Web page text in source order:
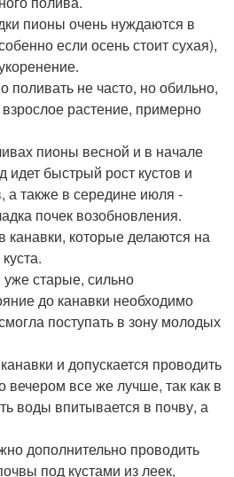
пионы очень нуждаются в
если осень стоит сухая),
не часто, но обильно,
растение, примерно
пионы весной и в начале
идет быстрый рост кустов и
а также в середине июля -
почек возобновления.
канавки, которые делаются на
старые, сильно
до канавки необходимо
поступать в зону молодых
и допускается проводить
вечером все же лучше, так как в
воды впитывается в почву, а
дополнительно проводить
под кустами из леек,